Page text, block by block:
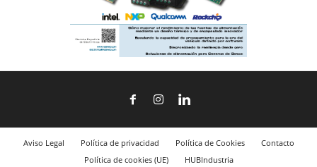
Aviso Legal Política de privacidad Política de Cookies
Contacto
Política de cookies (UE)
HUBIndustria